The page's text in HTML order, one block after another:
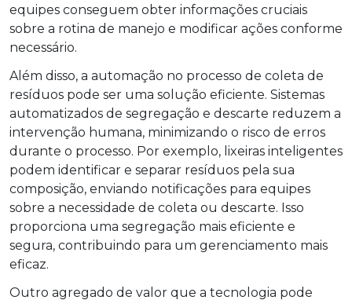
equipes conseguem obter informações cruciais
sobre a rotina de manejo e modificar ações conforme
necessário.
Além disso, a automação no processo de coleta de
resíduos pode ser uma solução eficiente. Sistemas
automatizados de segregação e descarte reduzem a
intervenção humana, minimizando o risco de erros
durante o processo. Por exemplo, lixeiras inteligentes
podem identificar e separar resíduos pela sua
composição, enviando notificações para equipes
sobre a necessidade de coleta ou descarte. Isso
proporciona uma segregação mais eficiente e
segura, contribuindo para um gerenciamento mais
eficaz.
Outro agregado de valor que a tecnologia pode